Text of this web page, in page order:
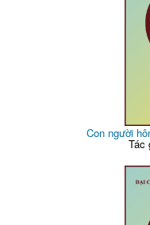
Con người
Tác